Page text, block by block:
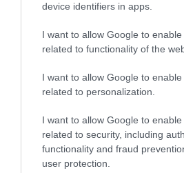
device identifiers in apps.
I want to allow Google to
related to functionality of the
I want to allow Google to
related to personalization.
I want to allow Google to
related to security, including
functionality and fraud
user protection.
27.07.2026
Στοά Αρσακείου: Ποια
εστίασης άνοιξαν τις